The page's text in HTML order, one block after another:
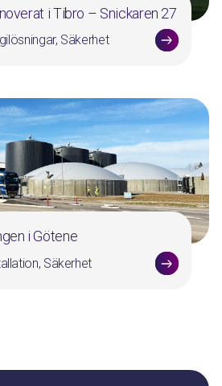
i Tibro – Snickaren 27
Säkerhet
i Götene
Säkerhet